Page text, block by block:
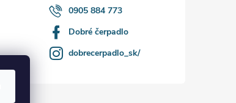
0905 884 773
Dobré čerpadlo
dobrecerpadlo_sk/